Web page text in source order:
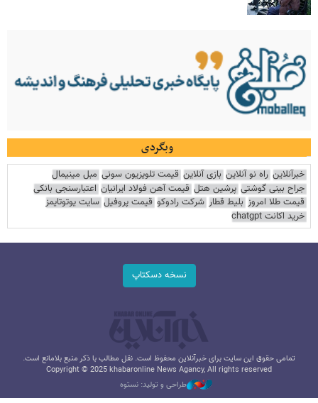
وبگردی
خبرآنلاین راه نو آنلاین بازی آنلاین قیمت تلویزیون سونی مبل مینیمال
جراح بینی گوشتی پرشین هتل قیمت آهن فولاد ایرانیان اعتبارسنجی بانکی
قیمت طلا امروز بلیط قطار شرکت رادوکو قیمت پروفیل سایت یوتوتایمز
خرید اکانت chatgpt
نسخه دسکتاپ
تمامی حقوق این سایت برای خبرآنلاین محفوظ است. نقل مطالب با ذکر منبع بلامانع است.
Copyright © 2025 khabaronline News Agancy, All rights reserved
طراحی و تولید: نستوه